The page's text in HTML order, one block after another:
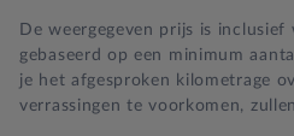
De weergegeven prijs is
gebaseerd op een minimum
je het afgesproken kilometrage
verrassingen te voorkomen,